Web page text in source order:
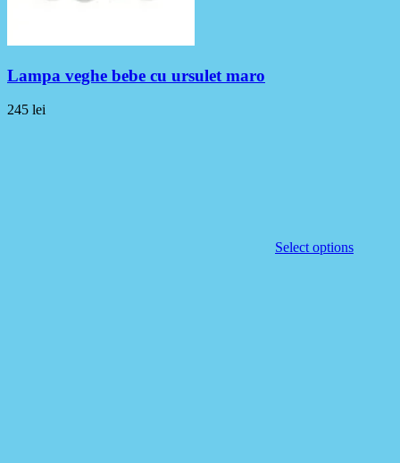
Lampa veghe bebe cu ursulet maro
245 lei
Select options